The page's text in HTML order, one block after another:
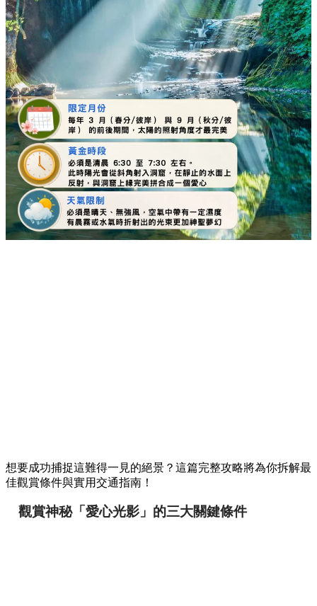
距離東京市區不遠的千葉縣，隱藏著一座如同吉卜力奇幻世界
般的世外桃源——清水溪流廣場（龜岩洞窟）。這裡最受攝影
愛好者與旅遊達人推崇的，莫過於在特定時間才會出現的「愛
心光影」奇蹟。清晨的陽光穿過古老洞窟，折射在平靜的水面
上，與倒影完美重合，形成一顆無比神聖的夢幻愛心。